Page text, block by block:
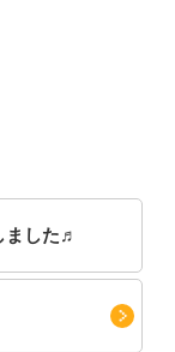
ました♬